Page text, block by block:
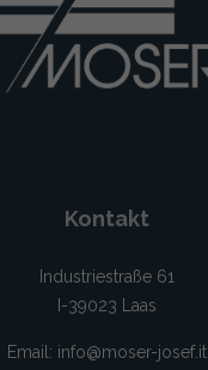
Kontakt
Industriestraße 61
I-39023 Laas
Email: info@moser-josef.it